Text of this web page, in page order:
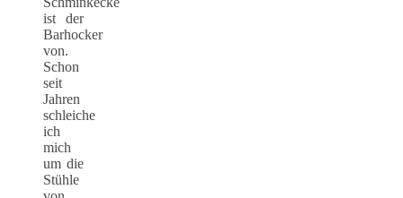
ist der
Barhocker
von.
Schon
seit
Jahren
schleiche
ich
mich
um die
Stühle